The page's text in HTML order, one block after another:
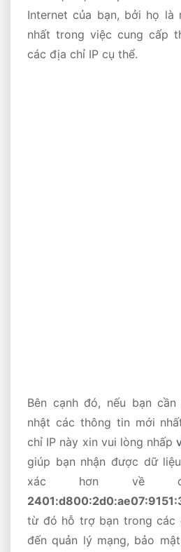
Internet của bạn, bởi họ là
nhất trong việc cung cấp
các địa chỉ IP cụ thể.
Bên cạnh đó, nếu bạn
nhật các thông tin mới
chỉ IP này xin vui lòng nhấp
giúp bạn nhận được dữ
xác hơn về
từ đó hỗ trợ bạn trong các
đến quản lý mạng, bảo